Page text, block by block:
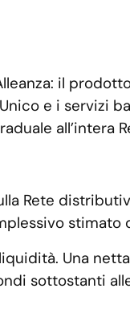
il
e i servizi
all’intera
Rete
stimato
Una
sottostanti